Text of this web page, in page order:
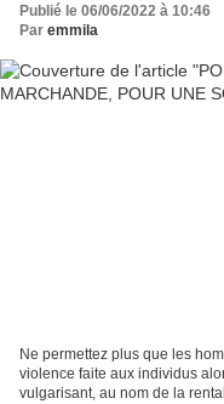
Publié le 06/06/2022 à 10:46
Par emmila
Ne permettez plus que les
violence faite aux individus
vulgarisant, au nom de la